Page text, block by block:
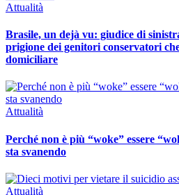
Attualità
Brasile, un dejà vu: giudice di
prigione dei genitori conservatori
domiciliare
Attualità
Perché non è più “woke” essere
sta svanendo
Attualità